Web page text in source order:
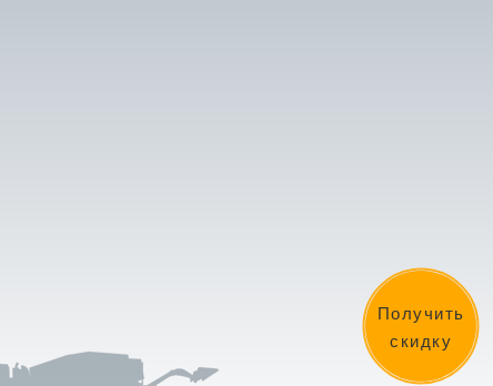
Получить
скидку